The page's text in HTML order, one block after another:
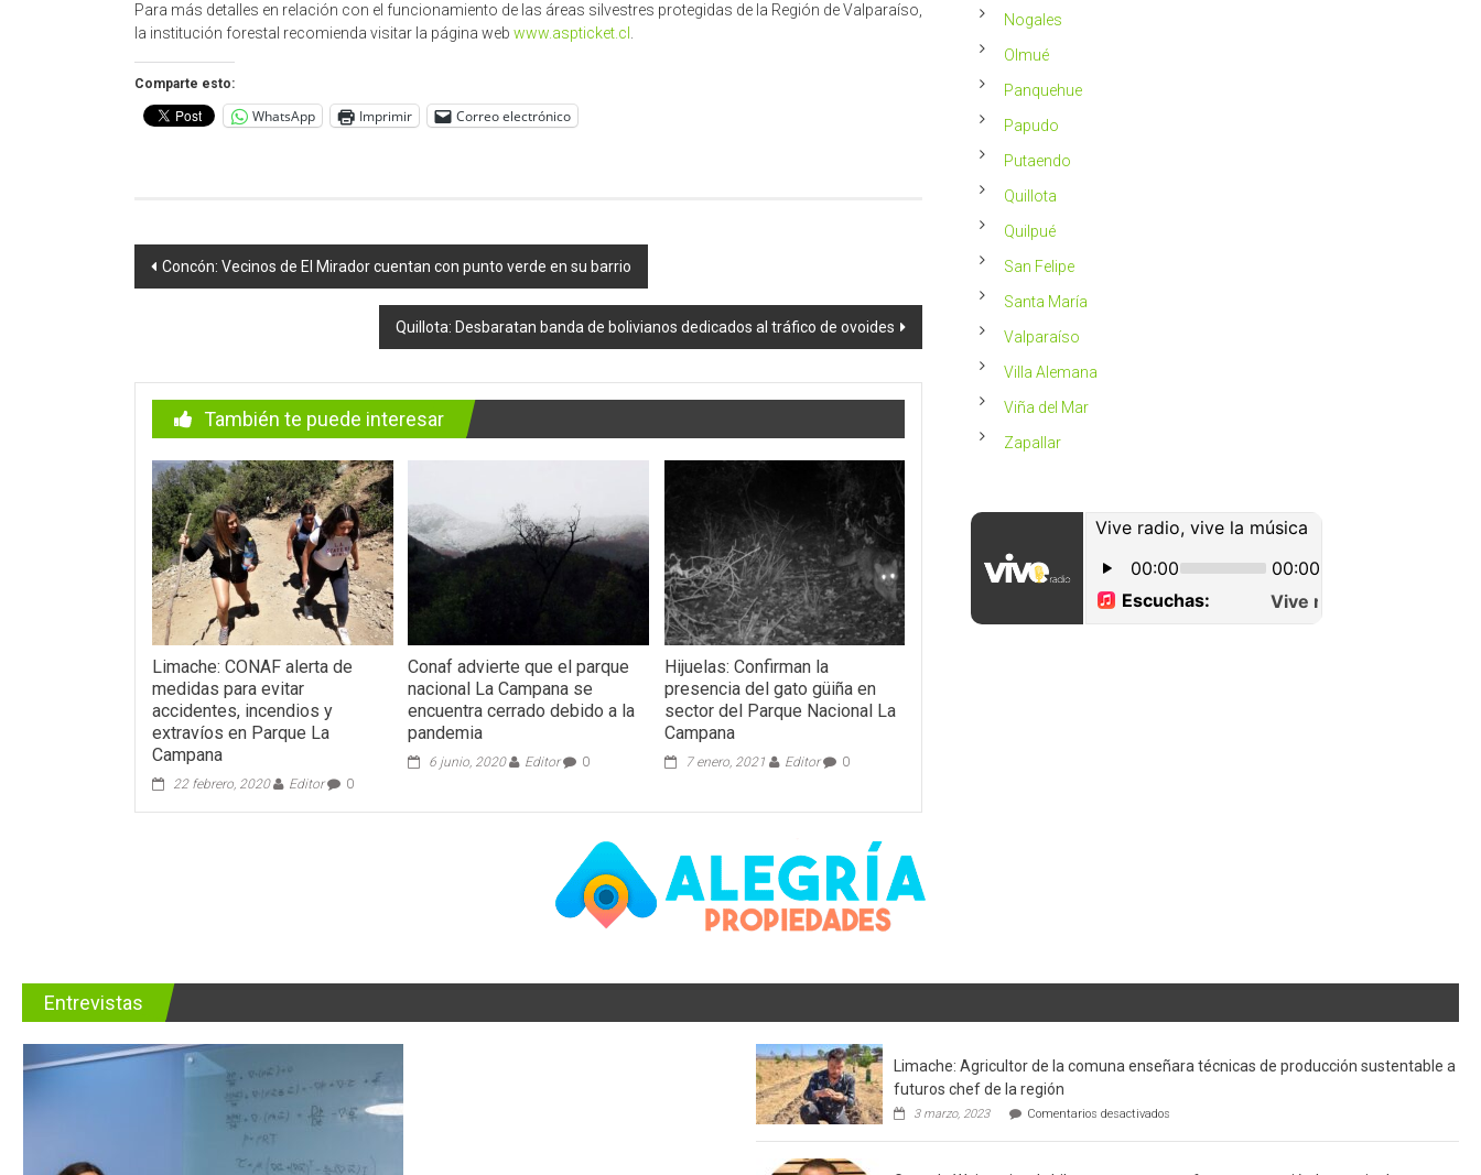
Para más detalles en relación con el funcionamiento de las áreas silvestres protegidas de la Región de Valparaíso,
la institución forestal recomienda visitar la página web www.aspticket.cl
Comparte esto:
WhatsApp Imprimir Correo electrónico
Navegación
Concón: Vecinos de El Mirador cuentan con punto verde en su barrio
Quillota: Desbaratan banda de bolivianos dedicados al tráfico de ovoides
También te puede interesar
Limache: CONAF alerta de
medidas para evitar
accidentes, incendios y
extravíos en Parque La
Campana
22 febrero, 2020 Editor 0
Conaf advierte que el parque
nacional La Campana se
encuentra cerrado debido a la
pandemia
6 junio, 2020 Editor 0
Hijuelas: Confirman la
presencia del gato güiña en
sector del Parque Nacional La
Campana
7 enero, 2021 Editor 0
Nogales
Olmué
Panquehue
Papudo
Putaendo
Quillota
Quilpué
San Felipe
Santa María
Valparaíso
Villa Alemana
Viña del Mar
Zapallar
Entrevistas
Limache: Agricultor de la comuna enseñara técnicas de producción sustentable a
futuros chef de la región
3 marzo, 2023 Comentarios desactivadosen
Agricultor